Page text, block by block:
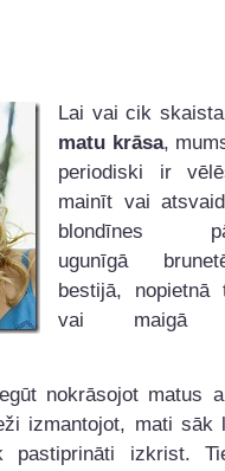
Lai vai cik
matu krāsa,
periodiski ir
mainīt vai
blondīnes
ugunīgā
bestijā, nopietnā
vai maigā
nokrāsojot matus
izmantojot, mati sāk
izkrist.